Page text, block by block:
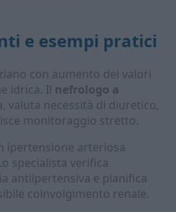
e esempi pratici
con aumento dei valori
idrica. Il nefrologo a
valuta necessità di diuretico,
monitoraggio stretto.
ipertensione arteriosa
specialista verifica
antiipertensiva e pianifica
coinvolgimento renale.